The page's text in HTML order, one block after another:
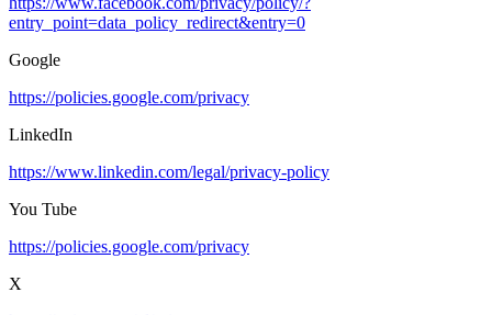
entry_point=data_policy_redirect&entry=0
Google
https://policies.google.com/privacy
LinkedIn
https://www.linkedin.com/legal/privacy-policy
You Tube
https://policies.google.com/privacy
X